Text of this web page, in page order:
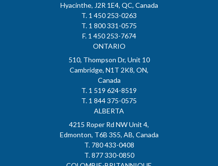
Hyacinthe, J2R 1E4, QC, Canada
T. 1 450 253-0263
T. 1 800 331-0575
F. 1 450 253-7674
ONTARIO
510, Thompson Dr, Unit 10
Cambridge, N1T 2K8, ON,
Canada
T. 1 519 624-8519
T. 1 844 375-0575
ALBERTA
4215 Roper Rd NW Unit 4,
Edmonton, T6B 3S5, AB, Canada
T. 780 433-0408
T. 877 330-0850